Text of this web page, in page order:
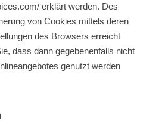
erklärt werden. Des
von Cookies mittels deren
des Browsers erreicht
dass dann gegebenenfalls nicht
genutzt werden